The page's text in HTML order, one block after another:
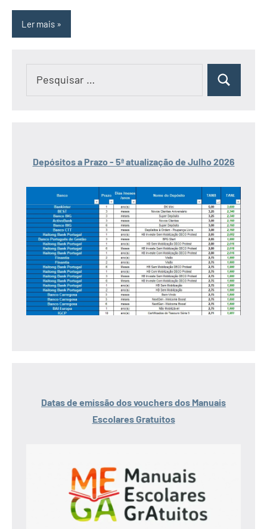
Ler mais
Pesquisar
Depósitos a Prazo - 5ª atualização de Julho 2026
Datas de emissão dos vouchers dos Manuais
Escolares Gratuitos